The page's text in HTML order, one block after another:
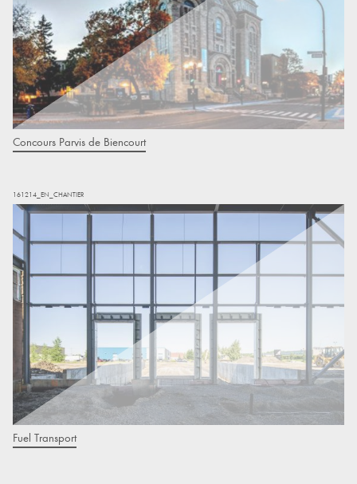
Concours Parvis de Biencourt
161214_EN_CHANTIER
Fuel Transport